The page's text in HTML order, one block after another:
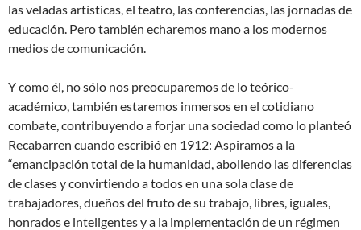
las veladas artísticas, el teatro, las conferencias, las jornadas de
educación. Pero también echaremos mano a los modernos
medios de comunicación.
Y como él, no sólo nos preocuparemos de lo teórico-
académico, también estaremos inmersos en el cotidiano
combate, contribuyendo a forjar una sociedad como lo planteó
Recabarren cuando escribió en 1912: Aspiramos a la
“emancipación total de la humanidad, aboliendo las diferencias
de clases y convirtiendo a todos en una sola clase de
trabajadores, dueños del fruto de su trabajo, libres, iguales,
honrados e inteligentes y a la implementación de un régimen